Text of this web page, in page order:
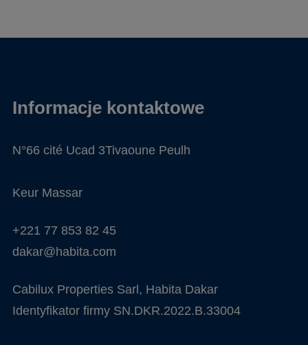
Informacje kontaktowe
N°66 cité Ucad 3Tivaoune Peulh
Keur Massar
+221 77 853 82 45
dakar@habita.com
Cabilux Properties Sarl, Habita Dakar
Identyfikator firmy SN.DKR.2022.B.33004